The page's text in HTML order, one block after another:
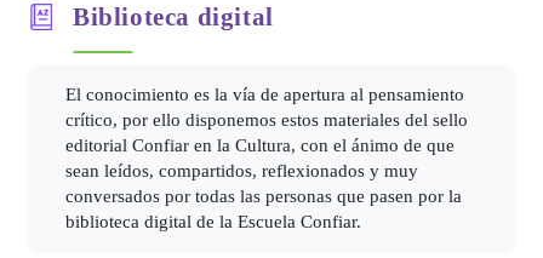
Biblioteca digital
El conocimiento es la vía de apertura al pensamiento
crítico, por ello disponemos estos materiales del sello
editorial Confiar en la Cultura, con el ánimo de que
sean leídos, compartidos, reflexionados y muy
conversados por todas las personas que pasen por la
biblioteca digital de la Escuela Confiar.